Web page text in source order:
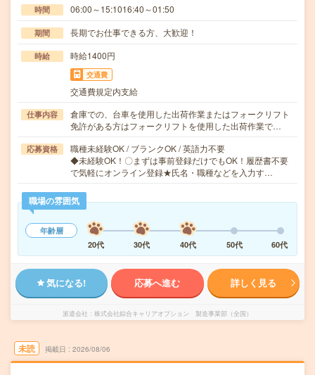
時間 06:00～15:1016:40～01:50
期間 長期でお仕事できる方、大歓迎！
時給 時給1400円
交通費
交通費規定内支給
仕事内容
倉庫での、台車を使用した出荷作業またはフォークリフト
免許がある方はフォークリフトを使用した出荷作業で…
応募資格
職種未経験OK / ブランクOK / 英語力不要
◆未経験OK！〇まずは事前登録だけでもOK！履歴書不要
で気軽にオンライン登録★氏名・職種などを入力す…
職場の雰囲気
年齢層
20代
30代 40代 50代 60代
気になる! 応募へ進む 詳しく見る
派遣会社 株式会社綜合キャリアオプション 製造事業部（全国）
未読 掲載日 2026/08/06